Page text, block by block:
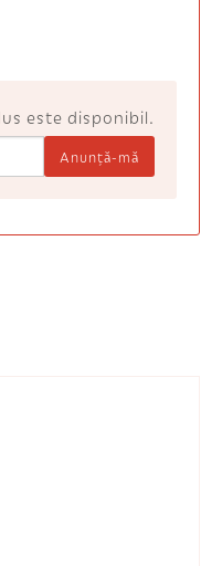
este disponibil.
Anunţă-mă